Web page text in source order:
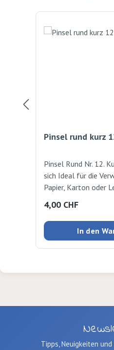
Pinsel rund kurz
Pinsel Rund Nr. 12.
sich Ideal für die
Papier, Karton oder
Regulärer Preis:
4,00 CHF
In den
Tipps, Neuigkeiten